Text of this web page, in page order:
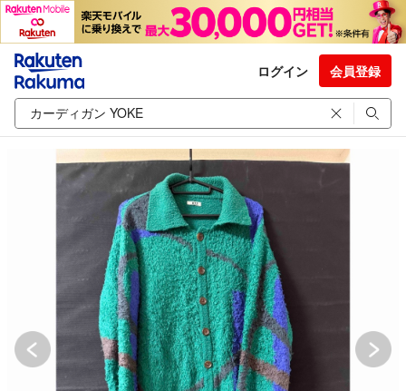
ログイン 会員登録